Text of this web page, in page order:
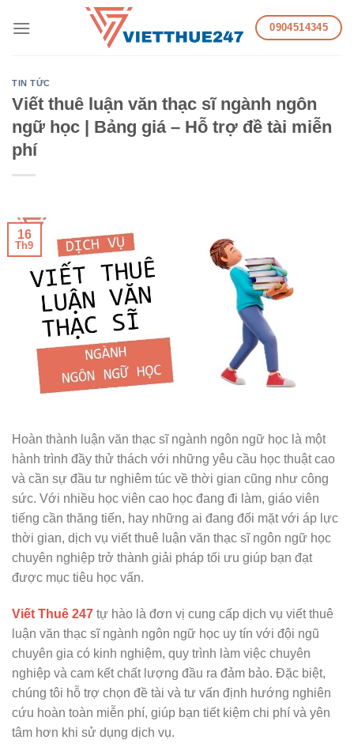
0904514345
TIN TỨC
Viết thuê luận văn thạc sĩ ngành ngôn
ngữ học | Bảng giá – Hỗ trợ đề tài miễn
phí
16
Th9
Hoàn thành luận văn thạc sĩ ngành ngôn ngữ học là một
hành trình đầy thử thách với những yêu cầu học thuật cao
và cần sự đầu tư nghiêm túc về thời gian cũng như công
sức. Với nhiều học viên cao học đang đi làm, giáo viên
tiếng cần thăng tiến, hay những ai đang đối mặt với áp lực
thời gian, dịch vụ viết thuê luận văn thạc sĩ ngôn ngữ học
chuyên nghiệp trở thành giải pháp tối ưu giúp bạn đạt
được mục tiêu học vấn.
Viết Thuê 247 tự hào là đơn vị cung cấp dịch vụ viết thuê
luận văn thạc sĩ ngành ngôn ngữ học uy tín với đội ngũ
chuyên gia có kinh nghiệm, quy trình làm việc chuyên
nghiệp và cam kết chất lượng đầu ra đảm bảo. Đặc biệt,
chúng tôi hỗ trợ chọn đề tài và tư vấn định hướng nghiên
cứu hoàn toàn miễn phí, giúp bạn tiết kiệm chi phí và yên
tâm hơn khi sử dụng dịch vụ.